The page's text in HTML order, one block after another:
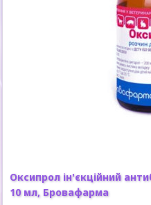
Оксипрол ін'єкційний
10 мл, Бровафарма